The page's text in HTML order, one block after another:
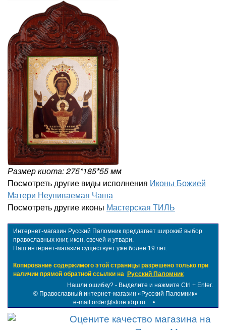
Размер киота: 275*185*55 мм
Посмотреть другие виды исполнения Иконы Божией
Матери Неупиваемая Чаша
Посмотреть другие иконы Мастерская ТИЛЬ
Интернет-магазин Русский Паломник предлагает широкий выбор
православных книг, икон, свечей и утвари.
Наш интернет-магазин существует уже более 19 лет.
Копирование содержимого этой страницы разрешено только при
наличии прямой обратной ссылки на Русский Паломник
Нашли ошибку? - Выделите и нажмите Ctrl + Enter.
© Православный интернет-магазин «Русский Паломник»
e-mail order@store.idrp.ru •